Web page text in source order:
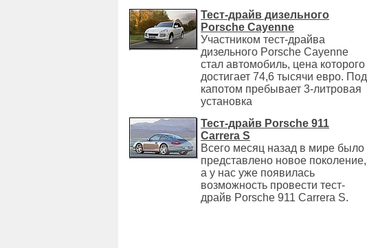
Тест-драйв дизельного
Porsche Cayenne
Участником тест-драйва
дизельного Porsche Cayenne
стал автомобиль, цена которого
достигает 74,6 тысячи евро. Под
капотом пребывает 3-литровая
установка
Тест-драйв Porsche 911
Carrera S
Всего месяц назад в мире было
представлено новое поколение,
а у нас уже появилась
возможность провести тест-
драйв Porsche 911 Carrera S.